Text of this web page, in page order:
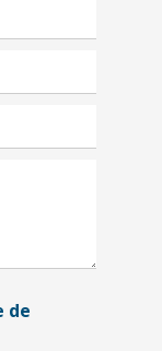
de